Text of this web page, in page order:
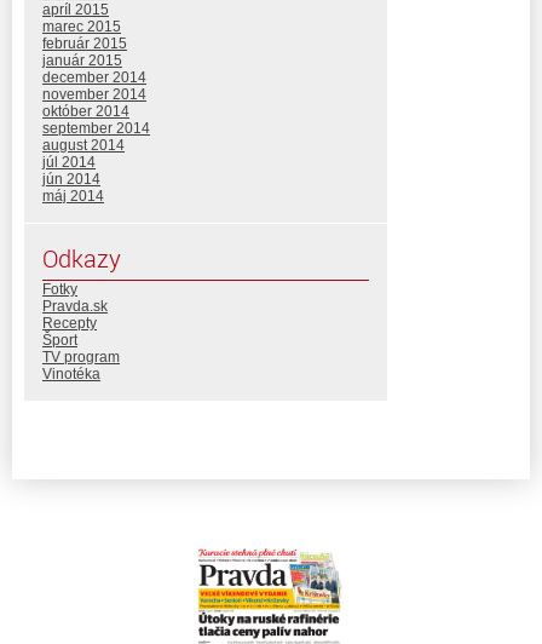
apríl 2015
marec 2015
február 2015
január 2015
december 2014
november 2014
október 2014
september 2014
august 2014
júl 2014
jún 2014
máj 2014
Odkazy
Fotky
Pravda.sk
Recepty
Šport
TV program
Vinotéka